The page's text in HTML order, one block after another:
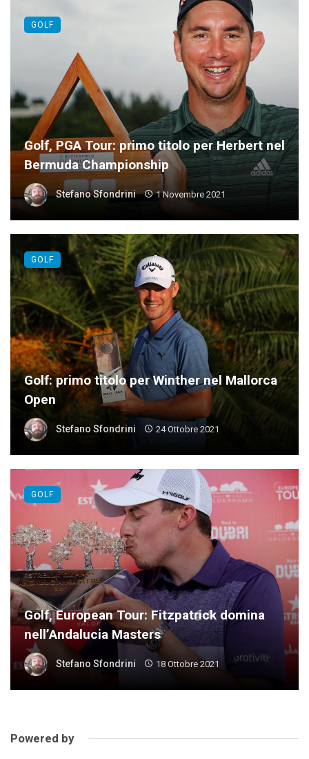
Golf, PGA Tour: primo titolo per Herbert nel
Bermuda Championship
Stefano Sfondrini 1 Novembre 2021
GOLF
Golf: primo titolo per Winther nel Mallorca
Open
Stefano Sfondrini 24 Ottobre 2021
GOLF
Golf, European Tour: Fitzpatrick domina
nell’Andalucia Masters
Stefano Sfondrini 18 Ottobre 2021
GOLF
Powered by